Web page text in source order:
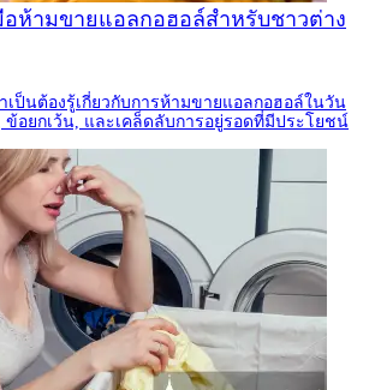
ห้ามขายแอลกอฮอล์สำหรับชาวต่าง
ป็นต้องรู้เกี่ยวกับการห้ามขายแอลกอฮอล์ในวัน
ข้อยกเว้น, และเคล็ดลับการอยู่รอดที่มีประโยชน์